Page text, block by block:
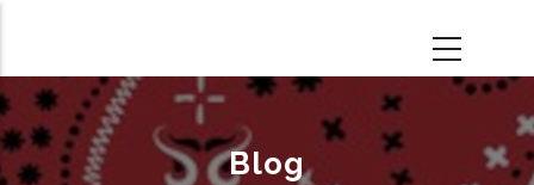
main
content
Blog